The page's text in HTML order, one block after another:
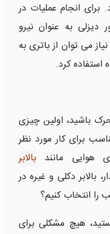
برای انجام عملیات در
به عنوان نیرو
می توان از باتری به
استفاده کرد.
باشید، اولین چیزی
برای کار مورد نظر
هوایی مانند بالابر
بالابر دکلی و غیره در
را انتخاب کنیم؟
هیچ مشکلی برای